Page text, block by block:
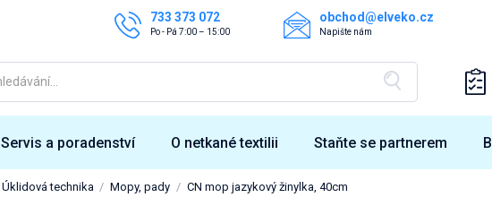
733 373 072
Po - Pá 7:00 – 15:00
obchod@elveko.cz
Napište nám
Servis a poradenství O netkané textilii Staňte se partnerem
Úklidová technika Mopy, pady CN mop jazykový žinylka, 40cm